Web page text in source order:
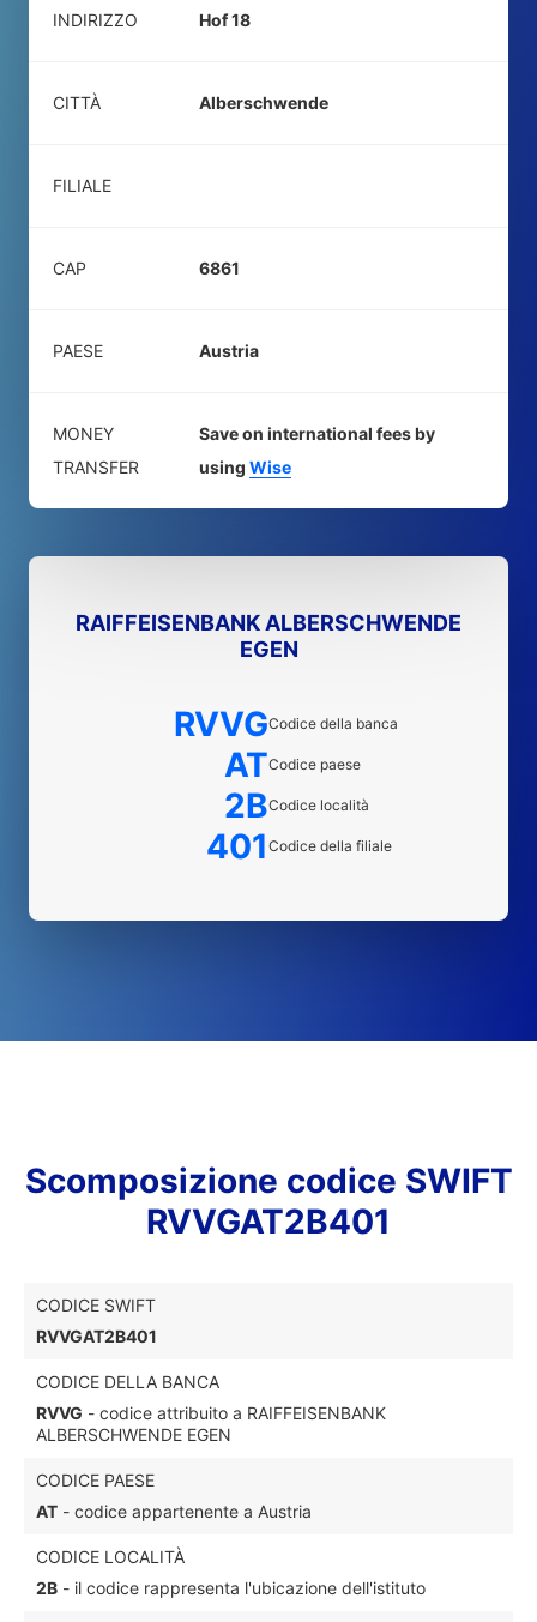
INDIRIZZO Hof 18
CITTÀ Alberschwende
FILIALE
CAP 6861
PAESE Austria
MONEY
TRANSFER
Save on international fees by
using Wise
RAIFFEISENBANK ALBERSCHWENDE
EGEN
RVVGCodice della banca
ATCodice paese
2BCodice località
401 Codice della filiale
Scomposizione codice SWIFT
RVVGAT2B401
CODICE SWIFT
RVVGAT2B401
CODICE DELLA BANCA
RVVG - codice attribuito a RAIFFEISENBANK
ALBERSCHWENDE EGEN
CODICE PAESE
AT - codice appartenente a Austria
CODICE LOCALITÀ
2B - il codice rappresenta l'ubicazione dell'istituto